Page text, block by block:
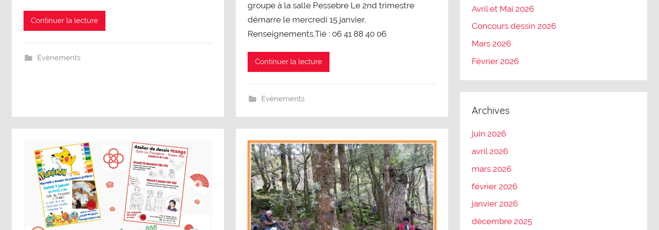
Continuer la lecture
Evènements
groupe à la salle Pessebre Le 2nd trimestre
démarre le mercredi 15 janvier.
Renseignements,Tié : 06 41 88 40 06
Continuer la lecture
Evènements
Avril et Mai 2026
Concours dessin 2026
Mars 2026
Février 2026
Archives
juin 2026
avril 2026
mars 2026
février 2026
janvier 2026
décembre 2025